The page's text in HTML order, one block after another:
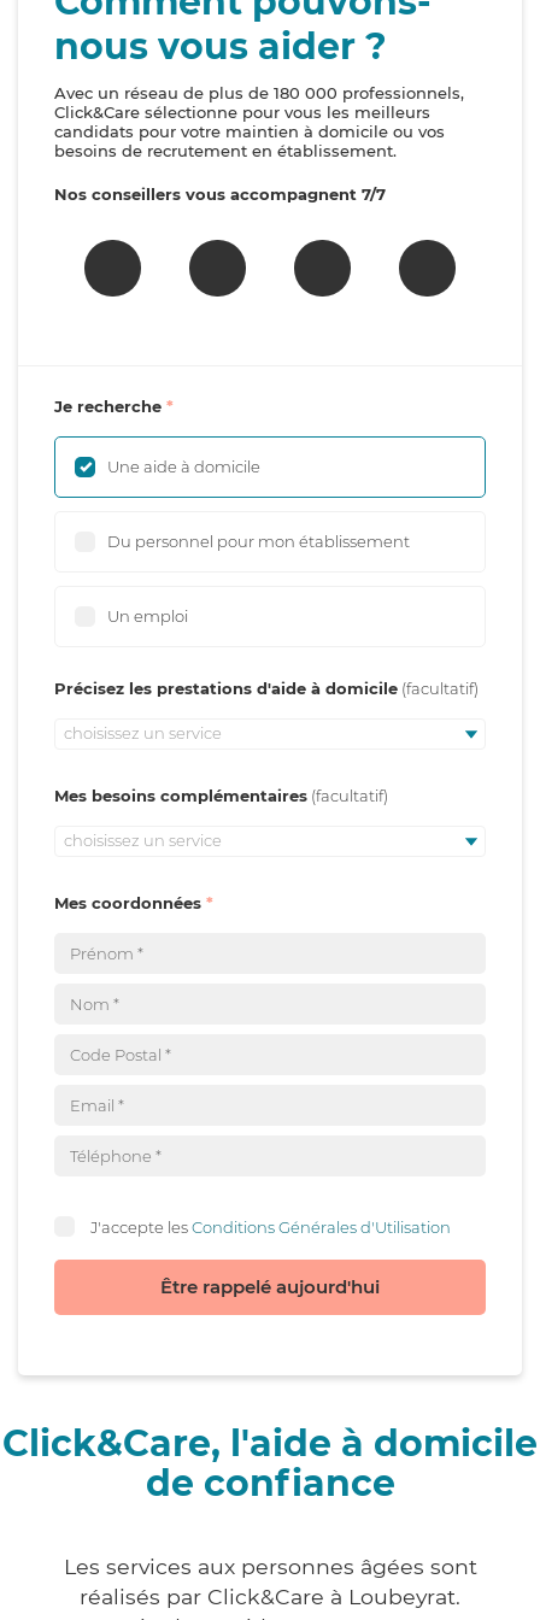
nous vous aider ?
Avec un réseau de plus de 180 000 professionnels,
Click&Care sélectionne pour vous les meilleurs
candidats pour votre maintien à domicile ou vos
besoins de recrutement en établissement.
Nos conseillers vous accompagnent 7/7
Je recherche
Une aide à domicile
Du personnel pour mon établissement
Un emploi
Précisez les prestations d'aide à domicile
choisissez un service
Mes besoins complémentaires
choisissez un service
Mes coordonnées
J'accepte lesConditions Générales d'Utilisation
Être rappelé aujourd'hui
Click&Care, l'aide à domicile
de confiance
Les services aux personnes âgées sont
réalisés par Click&Care à Loubeyrat.